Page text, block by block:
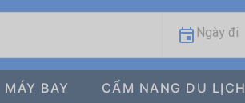
Ngày đi
MÁY BAY CẨM NANG DU LỊCH